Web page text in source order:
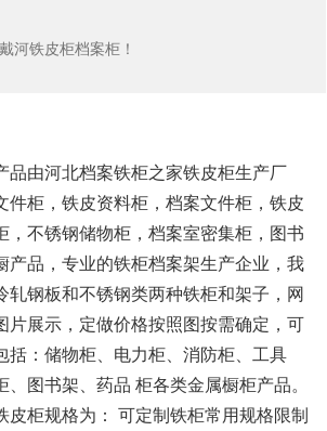
铁皮柜档案柜！
品由河北档案铁柜之家铁皮柜生产厂
件柜，铁皮资料柜，档案文件柜，铁皮
，不锈钢储物柜，档案室密集柜，图书
产品，专业的铁柜档案架生产企业，我
轧钢板和不锈钢类两种铁柜和架子，网
片展示，定做价格按照图按需确定，可
括：储物柜、电力柜、消防柜、工具
、图书架、药品 柜各类金属橱柜产品。
柜规格为： 可定制铁柜常用规格限制